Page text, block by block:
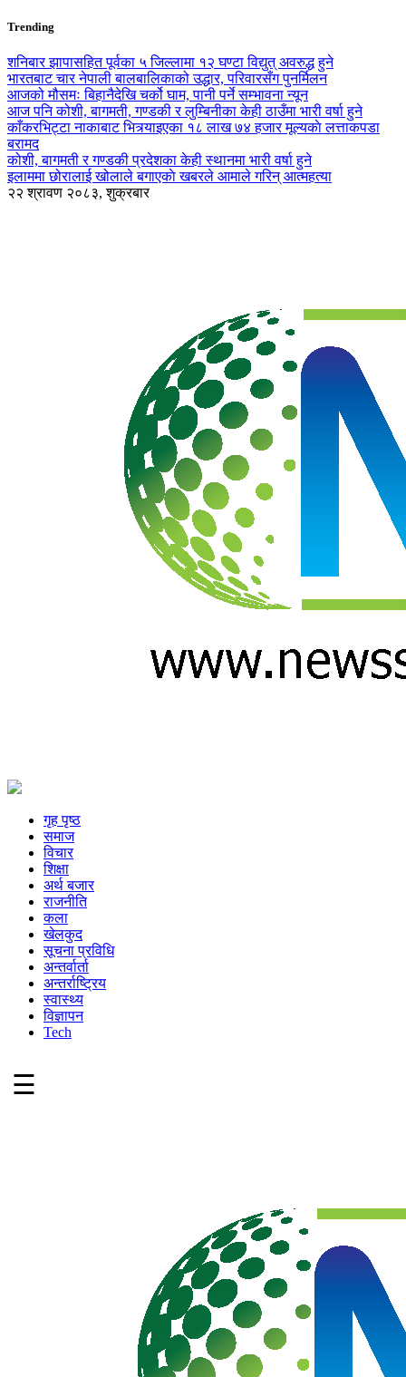
Trending
शनिबार झापासहित पूर्वका ५ जिल्लामा १२ घण्टा विद्युत् अवरुद्ध हुने
भारतबाट चार नेपाली बालबालिकाको उद्धार, परिवारसँग पुनर्मिलन
आजको मौसमः बिहानैदेखि चर्को घाम, पानी पर्ने सम्भावना न्यून
आज पनि कोशी, बागमती, गण्डकी र लुम्बिनीका केही ठाउँमा भारी वर्षा हुने
काँकरभिट्टा नाकाबाट भित्र्याइएका १८ लाख ७४ हजार मूल्यकाे लत्ताकपडा
बरामद
कोशी, बागमती र गण्डकी प्रदेशका केही स्थानमा भारी वर्षा हुने
इलाममा छोरालाई खोलाले बगाएकाे खबरले आमाले गरिन् आत्महत्या
२२ श्रावण २०८३, शुक्रबार
गृह पृष्ठ
समाज
विचार
शिक्षा
अर्थ बजार
राजनीति
कला
खेलकुद
सूचना प्रविधि
अन्तर्वार्ता
अन्तर्राष्ट्रिय
स्वास्थ्य
विज्ञापन
Tech
☰